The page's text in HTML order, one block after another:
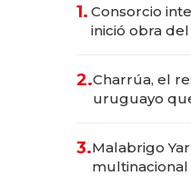
1. Consorcio
inició obra
millones
2.Charrúa, el
uruguayo
anticipación
3.Malabrigo